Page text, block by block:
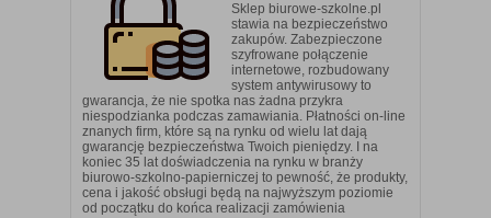
Sklep biurowe-szkolne.pl
stawia na bezpieczeństwo
zakupów. Zabezpieczone
szyfrowane połączenie
internetowe, rozbudowany
system antywirusowy to
gwarancja, że nie spotka nas żadna przykra
niespodzianka podczas zamawiania. Płatności on-line
znanych firm, które są na rynku od wielu lat dają
gwarancję bezpieczeństwa Twoich pieniędzy. I na
koniec 35 lat doświadczenia na rynku w branży
biurowo-szkolno-papierniczej to pewność, że produkty,
cena i jakość obsługi będą na najwyższym poziomie
od początku do końca realizacji zamówienia